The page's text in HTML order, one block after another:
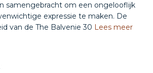
samengebracht om een ongelooflijk
expressie te maken. De
van de The Balvenie 30 Lees meer